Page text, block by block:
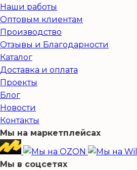
Наши работы
Оптовым клиентам
Производство
Отзывы и Благодарности
Каталог
Доставка и оплата
Проекты
Блог
Новости
Контакты
Мы на маркетплейсах
Мы в соцсетях